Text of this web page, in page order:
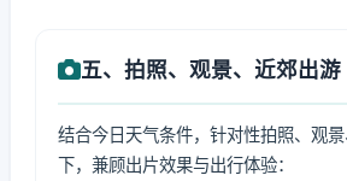
五、拍照、观景、近郊出游
结合今日天气条件，针对性拍照、观
下，兼顾出片效果与出行体验：